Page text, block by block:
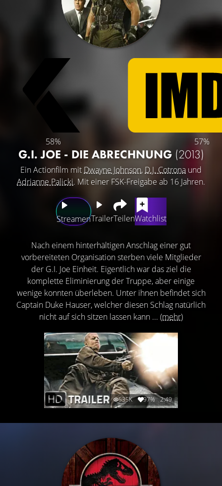
58% 57%
G.I. JOE - DIE ABRECHNUNG (2013)
Ein Actionfilm mit Dwayne Johnson, D.J. Cotrona und
Adrianne Palicki. Mit einer FSK-Freigabe ab 16 Jahren.
StreamenTrailerTeilenWatchlist
Nach einem hinterhältigen Anschlag einer gut
vorbereiteten Organisation sterben viele Mitglieder
der G.I. Joe Einheit. Eigentlich war das ziel die
komplette Eliminierung der Truppe, aber einige
wenige konnten überleben. Unter ihnen befindet sich
Captain Duke Hauser, welcher diesen Schlag natürlich
nicht auf sich sitzen lassen kann ... (mehr)
535K 97% 2:49